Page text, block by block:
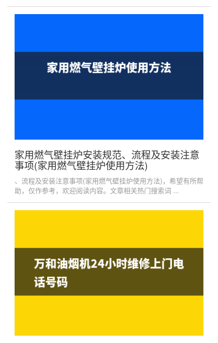
家用燃气壁挂炉安装规范、流程及安装注意
事项(家用燃气壁挂炉使用方法)
、流程及安装注意事项(家用燃气壁挂炉使用方法)，希望有所帮
助，仅作参考，欢迎阅读内容。文章相关热门搜索词 ...